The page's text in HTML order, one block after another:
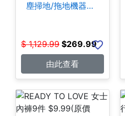
塵掃地/拖地機器人
$ 1,129.99 $269.99
由此查看